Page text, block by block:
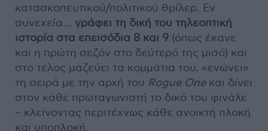
κατασκοπευτικού/πολιτικού θρίλερ. Εν
συνεχεία… γράφει τη δική του τηλεοπτική
ιστορία στα επεισόδια 8 και 9 (όπως έκανε
και η πρώτη σεζόν στο δεύτερό της μισό) και
στο τέλος μαζεύει τα κομμάτια του, «ενώνει»
τη σειρά με την αρχή του Rogue Oneκαι δίνει
στον κάθε πρωταγωνιστή το δικό του φινάλε
– κλείνοντας περιτέχνως κάθε ανοικτή πλοκή
και υποπλοκή.